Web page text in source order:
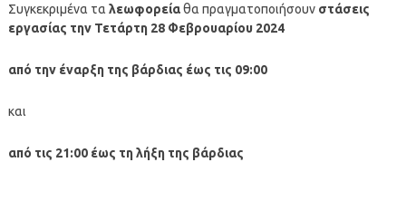
Συγκεκριμένα τα λεωφορείαθα πραγματοποιήσουν στάσεις
εργασίας την Τετάρτη 28 Φεβρουαρίου 2024
από την έναρξη της βάρδιας έως τις 09:00
και
από τις 21:00 έως τη λήξη της βάρδιας